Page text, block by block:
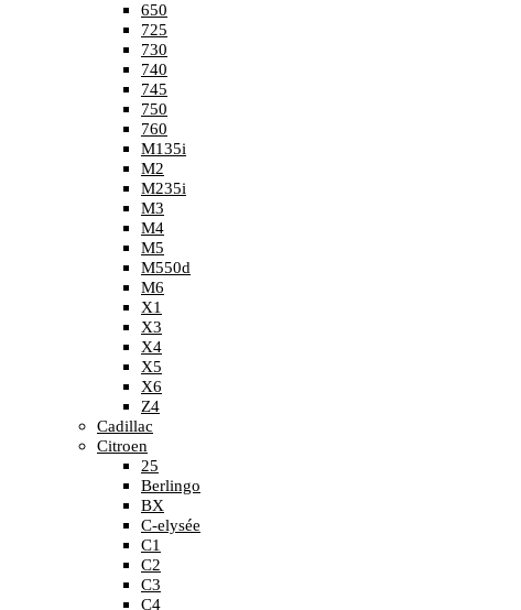
650
725
730
740
745
750
760
M135i
M2
M235i
M3
M4
M5
M550d
M6
X1
X3
X4
X5
X6
Z4
Cadillac
Citroen
25
Berlingo
BX
C-elysée
C1
C2
C3
C4